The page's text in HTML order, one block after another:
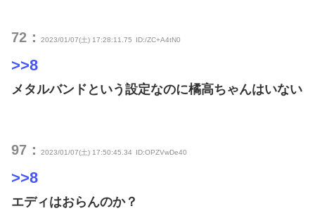
72： 2023/01/07(土) 17:28:11.75 ID:/ZC+A4tN0
>>8
メタルバンドという設定なのに橘高ちゃんはいない
97： 2023/01/07(土) 17:50:45.34 ID:OPZVwDe40
>>8
エディはおらんのか？